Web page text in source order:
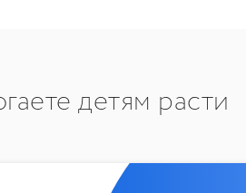
детям расти